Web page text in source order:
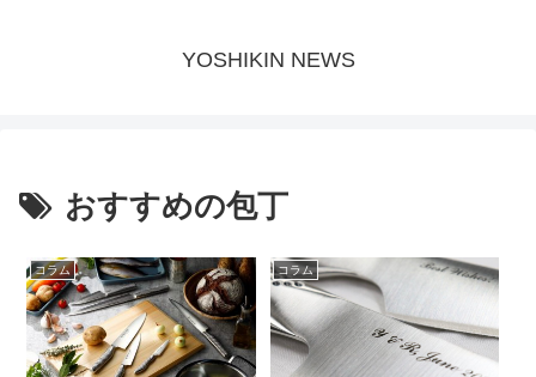
YOSHIKIN NEWS
おすすめの包丁
コラム コラム